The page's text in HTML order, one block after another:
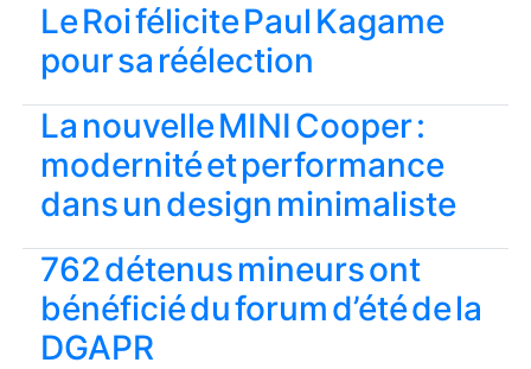
Le Roi félicite Paul Kagame
pour sa réélection
La nouvelle MINI Cooper :
modernité et performance
dans un design minimaliste
762 détenus mineurs ont
bénéficié du forum d’été de la
DGAPR